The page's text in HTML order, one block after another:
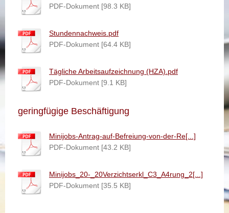
PDF-Dokument [98.3 KB]
Stundennachweis.pdf
PDF-Dokument [64.4 KB]
Tägliche Arbeitsaufzeichnung (HZA).pdf
PDF-Dokument [9.1 KB]
geringfügige Beschäftigung
Minijobs-Antrag-auf-Befreiung-von-der-Re[...]
PDF-Dokument [43.2 KB]
Minijobs_20-_20Verzichtserkl_C3_A4rung_2[...]
PDF-Dokument [35.5 KB]